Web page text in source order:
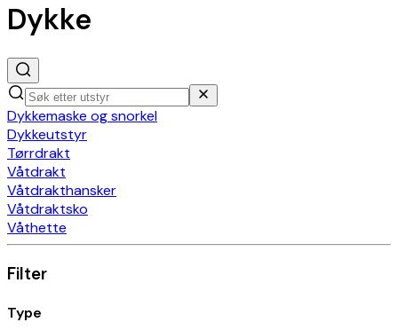
Dykke
Dykkemaske og snorkel
Dykkeutstyr
Tørrdrakt
Våtdrakt
Våtdrakthansker
Våtdraktsko
Våthette
Filter
Type